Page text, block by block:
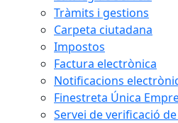
Tràmits i gestions
Carpeta ciutadana
Impostos
Factura electrònica
Notificacions
Finestreta Única
Servei de verificació